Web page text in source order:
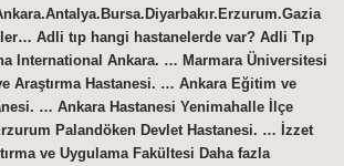
Adli tıp hangi hastanelerde var? Adli Tıp
International Ankara. … Marmara Üniversitesi
Araştırma Hastanesi. … Ankara Eğitim ve
… Ankara Hastanesi Yenimahalle İlçe
Palandöken Devlet Hastanesi. … İzzet
ve Uygulama Fakültesi Daha fazla